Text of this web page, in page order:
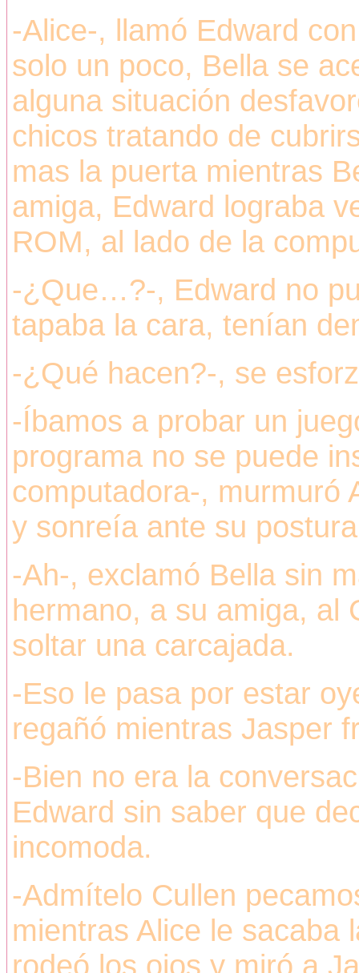
-Alice-, llamó Edward
solo un poco, Bella se
alguna situación
chicos tratando de
mas la puerta mientras
amiga, Edward lograba
ROM, al lado de la
-¿Que…?-, Edward no
tapaba la cara, tenían
-¿Qué hacen?-, se
-Íbamos a probar un
programa no se puede
computadora-, murmuró
y sonreía ante su
-Ah-, exclamó Bella sin
hermano, a su amiga,
soltar una carcajada.
-Eso le pasa por estar
regañó mientras Jasper
-Bien no era la
Edward sin saber que
incomoda.
-Admítelo Cullen
mientras Alice le sacaba
rodeó los ojos y miró a